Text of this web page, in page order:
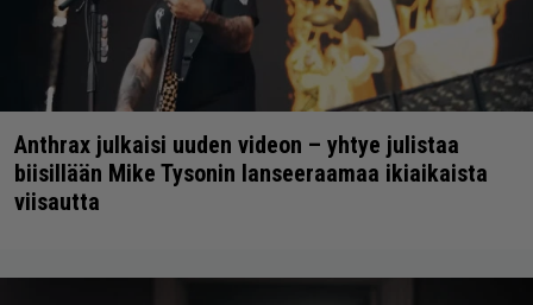
Anthrax julkaisi uuden videon – yhtye julistaa
biisillään Mike Tysonin lanseeraamaa ikiaikaista
viisautta